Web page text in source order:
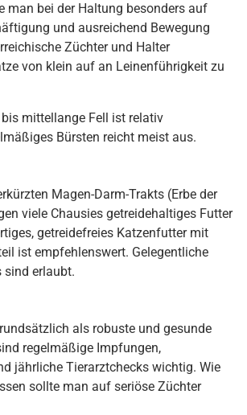
man bei der Haltung besonders auf
und ausreichend Bewegung
Züchter und Halter
von klein auf an Leinenführigkeit zu
bis mittellange Fell ist relativ
Bürsten reicht meist aus.
Magen-Darm-Trakts (Erbe der
viele Chausies getreidehaltiges Futter
getreidefreies Katzenfutter mit
ist empfehlenswert. Gelegentliche
sind erlaubt.
als robuste und gesunde
regelmäßige Impfungen,
jährliche Tierarztchecks wichtig. Wie
sollte man auf seriöse Züchter